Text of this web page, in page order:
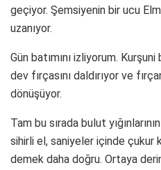
geçiyor. Şemsiyenin bir ucu
uzanıyor.
Gün batımını izliyorum.
dev fırçasını daldırıyor ve
dönüşüyor.
Tam bu sırada bulut
sihirli el, saniyeler içinde çukur
demek daha doğru. Ortaya